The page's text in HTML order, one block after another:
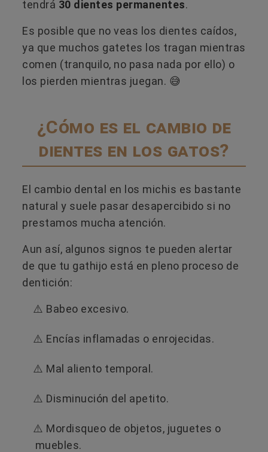
tendrá 30 dientes permanentes.
Es posible que no veas los dientes caídos,
ya que muchos gatetes los tragan mientras
comen (tranquilo, no pasa nada por ello) o
los pierden mientras juegan. 😅
¿Cómo es el cambio de
dientes en los gatos?
El cambio dental en los michis es bastante
natural y suele pasar desapercibido si no
prestamos mucha atención.
Aun así, algunos signos te pueden alertar
de que tu gathijo está en pleno proceso de
dentición:
⚠️ Babeo excesivo.
⚠️ Encías inflamadas o enrojecidas.
⚠️ Mal aliento temporal.
⚠️ Disminución del apetito.
⚠️ Mordisqueo de objetos, juguetes o
muebles.